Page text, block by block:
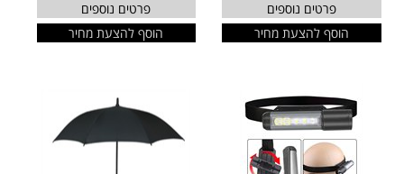
פרטים נוספים
הוסף להצעת מחיר
פרטים נוספים
הוסף להצעת מחיר